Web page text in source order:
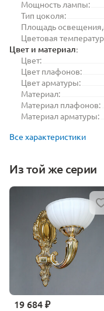
Мощность лампы:
Тип цоколя:
Площадь
Цветовая
Цвет и материал:
Цвет:
Цвет плафонов:
Цвет арматуры:
Материал:
Материал плафонов:
Материал арматуры:
Все характеристики
Из той же серии
19 684 ₽